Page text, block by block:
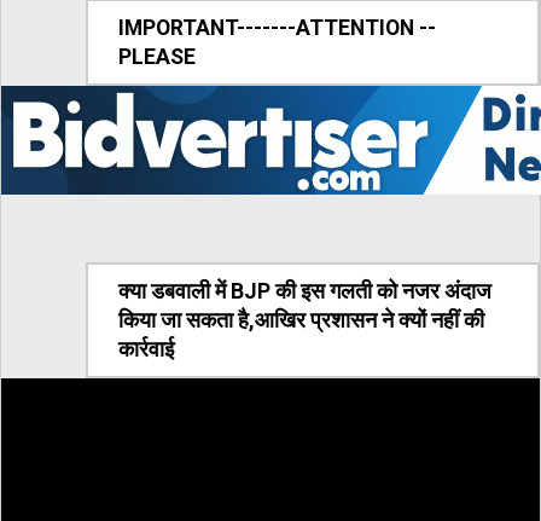
IMPORTANT-------ATTENTION --
PLEASE
क्या डबवाली में BJP की इस गलती को नजर अंदाज
किया जा सकता है,आखिर प्रशासन ने क्यों नहीं की
कार्रवाई